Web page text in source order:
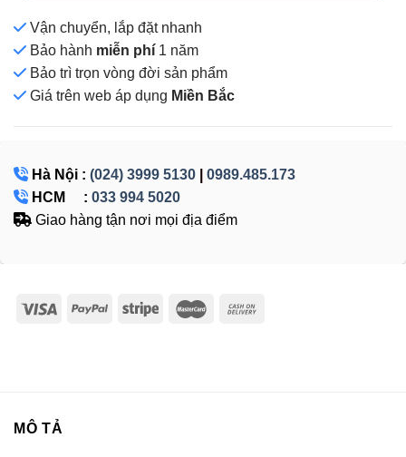
Vận chuyển, lắp đặt nhanh
Bảo hành miễn phí 1 năm
Bảo trì trọn vòng đời sản phẩm
Giá trên web áp dụng Miền Bắc
Hà Nội : (024) 3999 5130
0989.485.173
HCM : 033 994 5020
Giao hàng tận nơi mọi địa điểm
MÔ TẢ